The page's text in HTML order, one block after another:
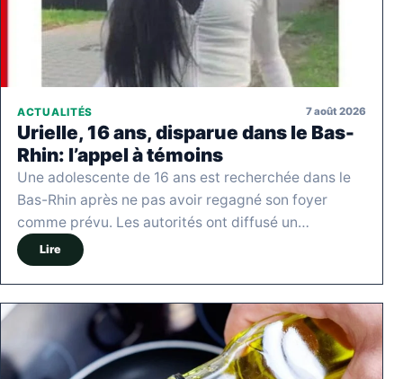
ACTUALITÉS 7 août 2026
Urielle, 16 ans, disparue dans le Bas-
Rhin: l’appel à témoins
Une adolescente de 16 ans est recherchée dans le
Bas-Rhin après ne pas avoir regagné son foyer
comme prévu. Les autorités ont diffusé un…
Lire